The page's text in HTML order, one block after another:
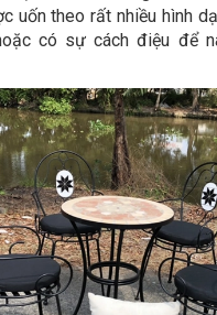
uốn theo rất nhiều hình
có sự cách điệu để